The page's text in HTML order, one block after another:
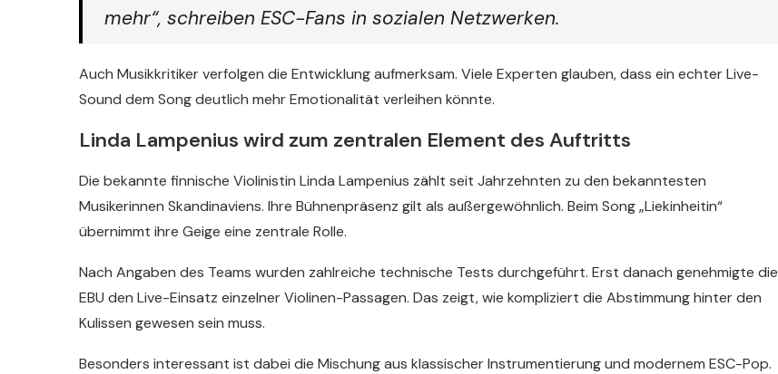
mehr“, schreiben ESC-Fans in sozialen Netzwerken.
Auch Musikkritiker verfolgen die Entwicklung aufmerksam. Viele Experten glauben, dass ein echter Live-
Sound dem Song deutlich mehr Emotionalität verleihen könnte.
Linda Lampenius wird zum zentralen Element des Auftritts
Die bekannte finnische Violinistin Linda Lampenius zählt seit Jahrzehnten zu den bekanntesten
Musikerinnen Skandinaviens. Ihre Bühnenpräsenz gilt als außergewöhnlich. Beim Song „Liekinheitin“
übernimmt ihre Geige eine zentrale Rolle.
Nach Angaben des Teams wurden zahlreiche technische Tests durchgeführt. Erst danach genehmigte die
EBU den Live-Einsatz einzelner Violinen-Passagen. Das zeigt, wie kompliziert die Abstimmung hinter den
Kulissen gewesen sein muss.
Besonders interessant ist dabei die Mischung aus klassischer Instrumentierung und modernem ESC-Pop.